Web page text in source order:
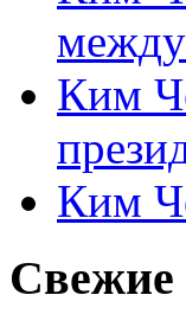
Ким
Ким
Свежие